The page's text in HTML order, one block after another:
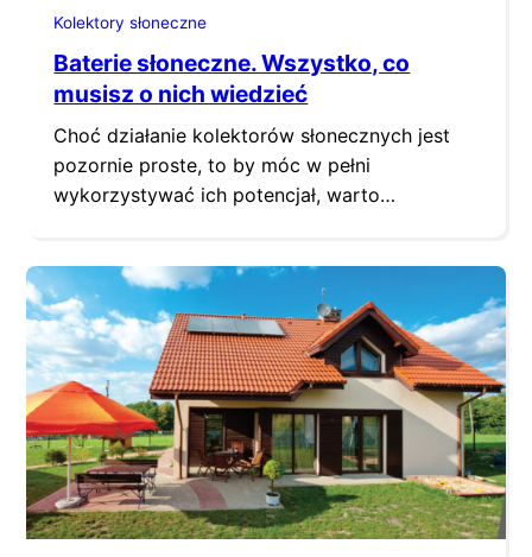
Kolektory słoneczne
Baterie słoneczne. Wszystko, co
musisz o nich wiedzieć
Choć działanie kolektorów słonecznych jest
pozornie proste, to by móc w pełni
wykorzystywać ich potencjał, warto
najważniejsze pytania, które mogą okazać się
pomocne przyszłym nabywcom. Kolektor – z
czego jest zbudowany? Wszystkie kolektory
słoneczne konstruowane są w oparciu o
podobne zasady. Na ich budowę…